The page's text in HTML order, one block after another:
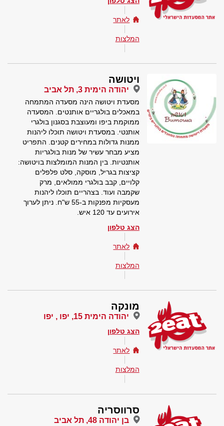
לאתר
המלצות
ויטושה
יהודה הימית 3, תל אביב
מסעדת ויטושה הינה מסעדה המתמחה
במאכלים בולגריים אותנטים. המסעדה
ממוקמת ביפו ומעוצבת בסגנון בולגרי
אותנטי. במסעדת ויטושה תוכלו ליהנות
ממנות גדולות במחירים קטנים. התפריט
מציע מבחר עשיר של מנות בולגריות
אותנטיות. בין המנות המומלצות בויטושה:
קציצות בגריל, מוסקה, סלט פלפלים
קלויים, קבב בולגרי ממולאים, מרק
שקמבה ועוד. בצהריים תוכלו ליהנות
מעסקיות מפנקות ב-55 ש"ח. ניתן לערוך
אירועים עד 120 איש.
הצג טלפון
לאתר
המלצות
מונקה
יהודה הימית 15, יפו , יפו
הצג טלפון
לאתר
המלצות
סרווסריה
בן יהודה 48, תל אביב